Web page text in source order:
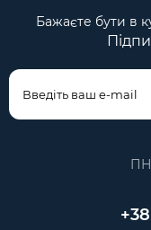
Бажаєте бути в